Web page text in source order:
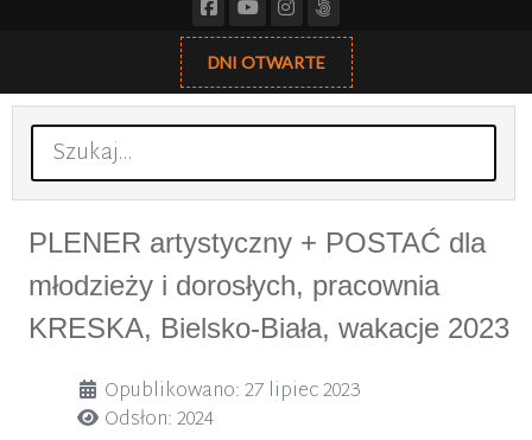
DNI OTWARTE
Szukaj
PLENER artystyczny + POSTAĆ dla
młodzieży i dorosłych, pracownia
KRESKA, Bielsko-Biała, wakacje 2023
SzczegółyOpublikowano: 27 lipiec 2023
Odsłon: 2024